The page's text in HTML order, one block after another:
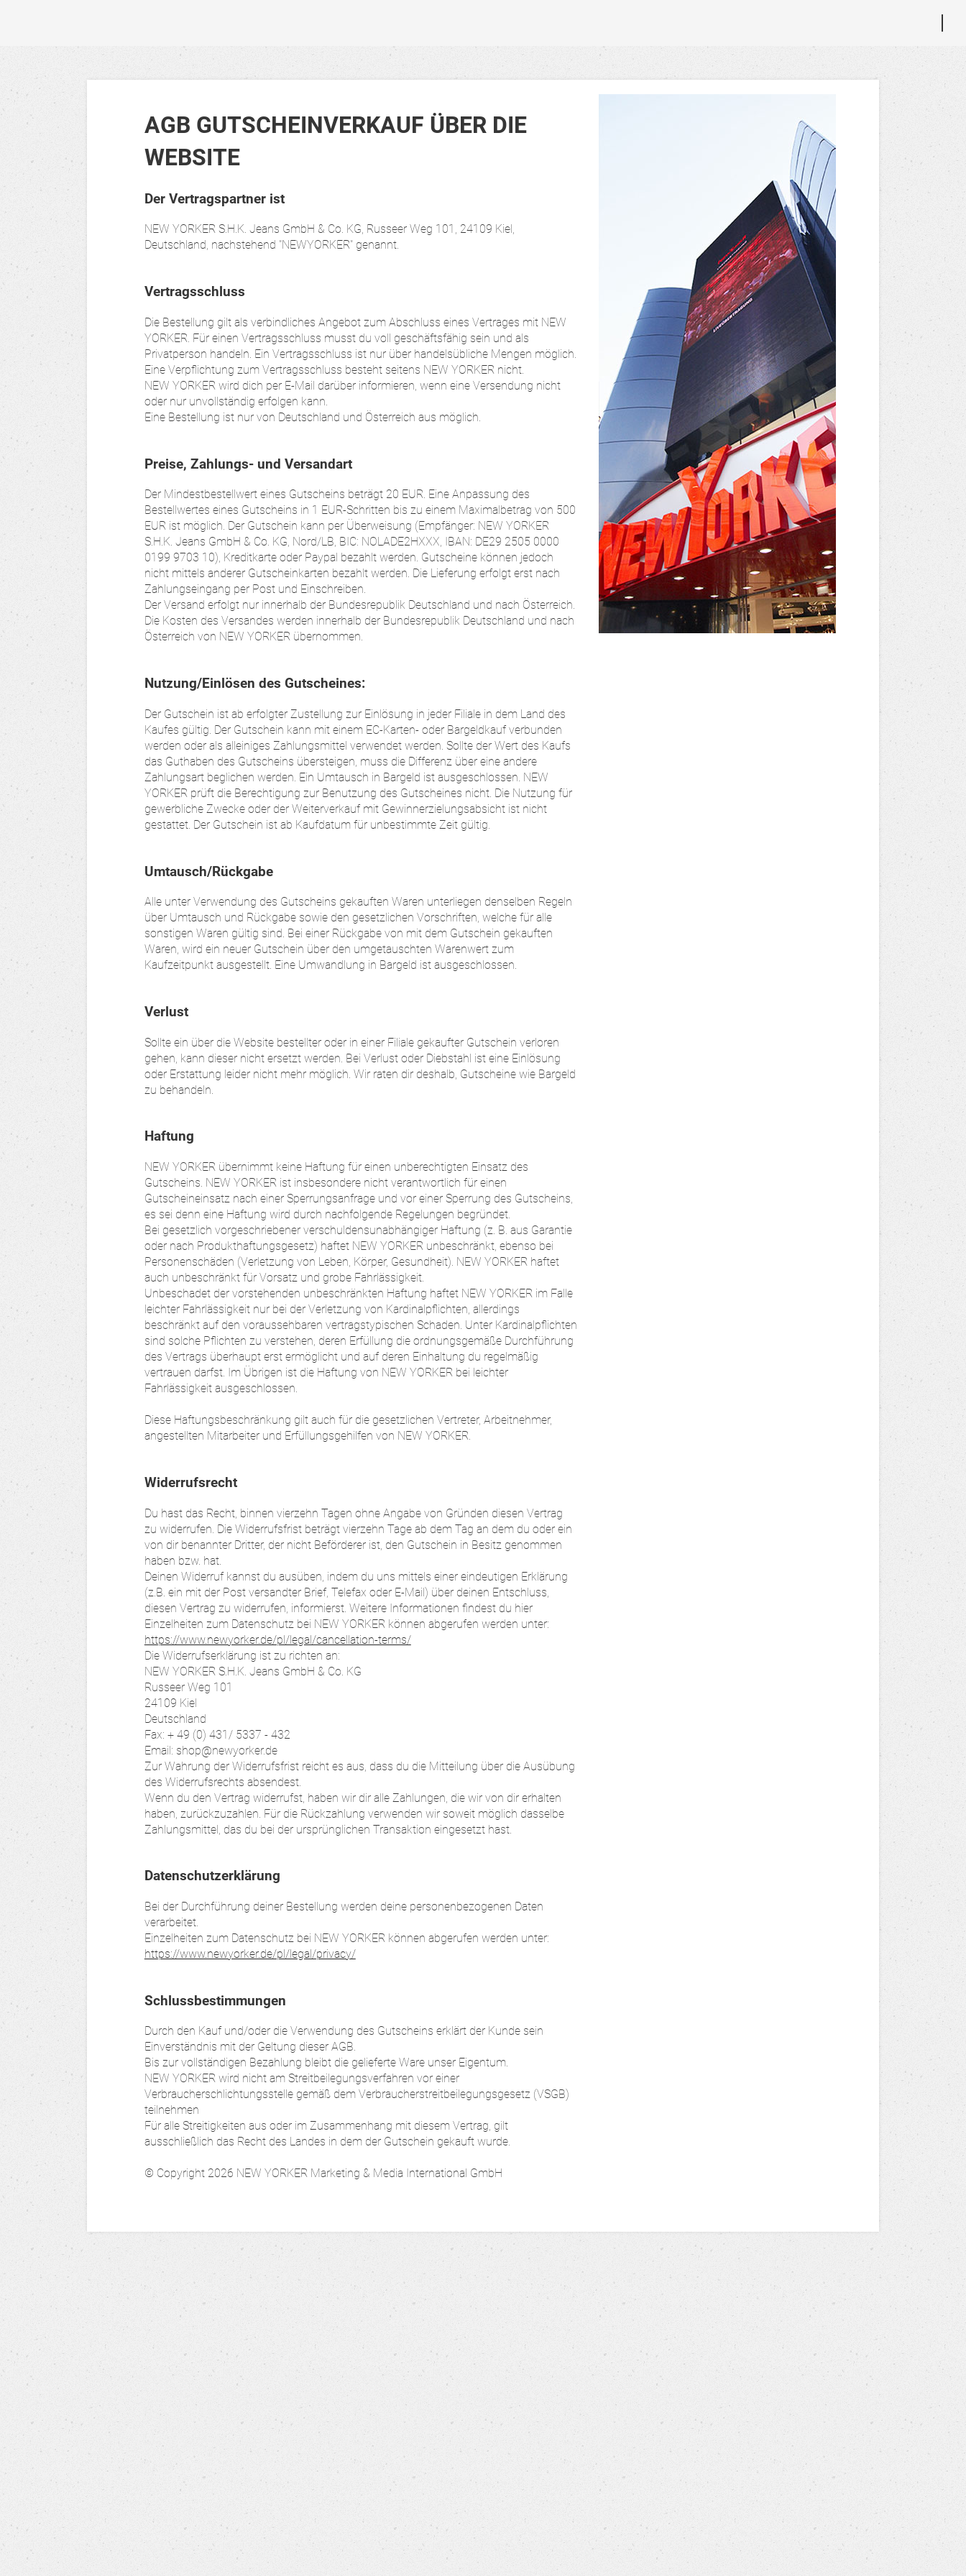
AGB GUTSCHEINVERKAUF ÜBER DIE
WEBSITE
Der Vertragspartner ist
NEW YORKER S.H.K. Jeans GmbH & Co. KG, Russeer Weg 101, 24109 Kiel,
Deutschland, nachstehend "NEWYORKER" genannt.
Vertragsschluss
Die Bestellung gilt als verbindliches Angebot zum Abschluss eines Vertrages mit NEW
YORKER. Für einen Vertragsschluss musst du voll geschäftsfähig sein und als
Privatperson handeln. Ein Vertragsschluss ist nur über handelsübliche Mengen möglich.
Eine Verpflichtung zum Vertragsschluss besteht seitens NEW YORKER nicht.
NEW YORKER wird dich per E-Mail darüber informieren, wenn eine Versendung nicht
oder nur unvollständig erfolgen kann.
Eine Bestellung ist nur von Deutschland und Österreich aus möglich.
Preise, Zahlungs- und Versandart
Der Mindestbestellwert eines Gutscheins beträgt 20 EUR. Eine Anpassung des
Bestellwertes eines Gutscheins in 1 EUR-Schritten bis zu einem Maximalbetrag von 500
EUR ist möglich. Der Gutschein kann per Überweisung (Empfänger: NEW YORKER
S.H.K. Jeans GmbH & Co. KG, Nord/LB, BIC: NOLADE2HXXX, IBAN: DE29 2505 0000
0199 9703 10), Kreditkarte oder Paypal bezahlt werden. Gutscheine können jedoch
nicht mittels anderer Gutscheinkarten bezahlt werden. Die Lieferung erfolgt erst nach
Zahlungseingang per Post und Einschreiben.
Der Versand erfolgt nur innerhalb der Bundesrepublik Deutschland und nach Österreich.
Die Kosten des Versandes werden innerhalb der Bundesrepublik Deutschland und nach
Österreich von NEW YORKER übernommen.
Nutzung/Einlösen des Gutscheines:
Der Gutschein ist ab erfolgter Zustellung zur Einlösung in jeder Filiale in dem Land des
Kaufes gültig. Der Gutschein kann mit einem EC-Karten- oder Bargeldkauf verbunden
werden oder als alleiniges Zahlungsmittel verwendet werden. Sollte der Wert des Kaufs
das Guthaben des Gutscheins übersteigen, muss die Differenz über eine andere
Zahlungsart beglichen werden. Ein Umtausch in Bargeld ist ausgeschlossen. NEW
YORKER prüft die Berechtigung zur Benutzung des Gutscheines nicht. Die Nutzung für
gewerbliche Zwecke oder der Weiterverkauf mit Gewinnerzielungsabsicht ist nicht
gestattet. Der Gutschein ist ab Kaufdatum für unbestimmte Zeit gültig.
Umtausch/Rückgabe
Alle unter Verwendung des Gutscheins gekauften Waren unterliegen denselben Regeln
über Umtausch und Rückgabe sowie den gesetzlichen Vorschriften, welche für alle
sonstigen Waren gültig sind. Bei einer Rückgabe von mit dem Gutschein gekauften
Waren, wird ein neuer Gutschein über den umgetauschten Warenwert zum
Kaufzeitpunkt ausgestellt. Eine Umwandlung in Bargeld ist ausgeschlossen.
Verlust
Sollte ein über die Website bestellter oder in einer Filiale gekaufter Gutschein verloren
gehen, kann dieser nicht ersetzt werden. Bei Verlust oder Diebstahl ist eine Einlösung
oder Erstattung leider nicht mehr möglich. Wir raten dir deshalb, Gutscheine wie Bargeld
zu behandeln.
Haftung
NEW YORKER übernimmt keine Haftung für einen unberechtigten Einsatz des
Gutscheins. NEW YORKER ist insbesondere nicht verantwortlich für einen
Gutscheineinsatz nach einer Sperrungsanfrage und vor einer Sperrung des Gutscheins,
es sei denn eine Haftung wird durch nachfolgende Regelungen begründet.
Bei gesetzlich vorgeschriebener verschuldensunabhängiger Haftung (z. B. aus Garantie
oder nach Produkthaftungsgesetz) haftet NEW YORKER unbeschränkt, ebenso bei
Personenschäden (Verletzung von Leben, Körper, Gesundheit). NEW YORKER haftet
auch unbeschränkt für Vorsatz und grobe Fahrlässigkeit.
Unbeschadet der vorstehenden unbeschränkten Haftung haftet NEW YORKER im Falle
leichter Fahrlässigkeit nur bei der Verletzung von Kardinalpflichten, allerdings
beschränkt auf den voraussehbaren vertragstypischen Schaden. Unter Kardinalpflichten
sind solche Pflichten zu verstehen, deren Erfüllung die ordnungsgemäße Durchführung
des Vertrags überhaupt erst ermöglicht und auf deren Einhaltung du regelmäßig
vertrauen darfst. Im Übrigen ist die Haftung von NEW YORKER bei leichter
Fahrlässigkeit ausgeschlossen.
Diese Haftungsbeschränkung gilt auch für die gesetzlichen Vertreter, Arbeitnehmer,
angestellten Mitarbeiter und Erfüllungsgehilfen von NEW YORKER.
Widerrufsrecht
Du hast das Recht, binnen vierzehn Tagen ohne Angabe von Gründen diesen Vertrag
zu widerrufen. Die Widerrufsfrist beträgt vierzehn Tage ab dem Tag an dem du oder ein
von dir benannter Dritter, der nicht Beförderer ist, den Gutschein in Besitz genommen
haben bzw. hat.
Deinen Widerruf kannst du ausüben, indem du uns mittels einer eindeutigen Erklärung
(z.B. ein mit der Post versandter Brief, Telefax oder E-Mail) über deinen Entschluss,
diesen Vertrag zu widerrufen, informierst. Weitere Informationen findest du hier
Einzelheiten zum Datenschutz bei NEW YORKER können abgerufen werden unter:
https://www.newyorker.de/pl/legal/cancellation-terms/
Die Widerrufserklärung ist zu richten an:
NEW YORKER S.H.K. Jeans GmbH & Co. KG
Russeer Weg 101
24109 Kiel
Deutschland
Fax: + 49 (0) 431/ 5337 - 432
Email: shop@newyorker.de
Zur Wahrung der Widerrufsfrist reicht es aus, dass du die Mitteilung über die Ausübung
des Widerrufsrechts absendest.
Wenn du den Vertrag widerrufst, haben wir dir alle Zahlungen, die wir von dir erhalten
haben, zurückzuzahlen. Für die Rückzahlung verwenden wir soweit möglich dasselbe
Zahlungsmittel, das du bei der ursprünglichen Transaktion eingesetzt hast.
Datenschutzerklärung
Bei der Durchführung deiner Bestellung werden deine personenbezogenen Daten
verarbeitet.
Einzelheiten zum Datenschutz bei NEW YORKER können abgerufen werden unter:
https://www.newyorker.de/pl/legal/privacy/
Schlussbestimmungen
Durch den Kauf und/oder die Verwendung des Gutscheins erklärt der Kunde sein
Einverständnis mit der Geltung dieser AGB.
Bis zur vollständigen Bezahlung bleibt die gelieferte Ware unser Eigentum.
NEW YORKER wird nicht am Streitbeilegungsverfahren vor einer
Verbraucherschlichtungsstelle gemäß dem Verbraucherstreitbeilegungsgesetz (VSGB)
teilnehmen
Für alle Streitigkeiten aus oder im Zusammenhang mit diesem Vertrag, gilt
ausschließlich das Recht des Landes in dem der Gutschein gekauft wurde.
© Copyright 2026 NEW YORKER Marketing & Media International GmbH